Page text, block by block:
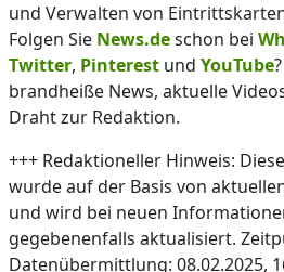
und Verwalten von
Folgen Sie News.deschon bei
Twitter, Pinterest und YouTube
brandheiße News, aktuelle
Draht zur Redaktion.
+++ Redaktioneller Hinweis:
wurde auf der Basis von
und wird bei neuen
gegebenenfalls aktualisiert.
Datenübermittlung: 08.02.2025,